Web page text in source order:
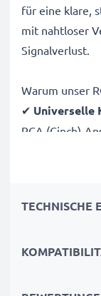
für eine klare,
mit nahtloser
Signalverlust.
Warum unser
✔
RCA (Cinch)-
ohne
Verarbeitung
Vollständig
TECHNISCHE